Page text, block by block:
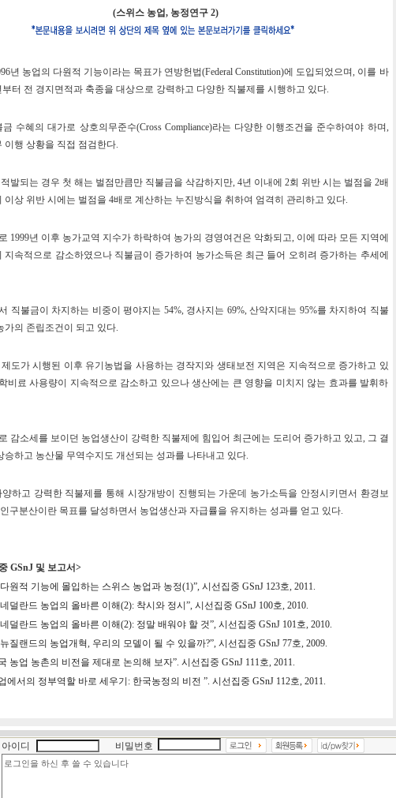
(스위스 농업, 농정연구 2)
년 농업의 다원적 기능이라는 목표가 연방헌법(Federal Constitution)에 도입되었으며, 이를 바
부터 전 경지면적과 축종을 대상으로 강력하고 다양한 직불제를 시행하고 있다.
수혜의 대가로 상호의무준수(Cross Compliance)라는 다양한 이행조건을 준수하여야 하며,
이행 상황을 직접 점검한다.
발되는 경우 첫 해는 벌점만큼만 직불금을 삭감하지만, 4년 이내에 2회 위반 시는 벌점을 2배
이상 위반 시에는 벌점을 4배로 계산하는 누진방식을 취하여 엄격히 관리하고 있다.
1999년 이후 농가교역 지수가 하락하여 농가의 경영여건은 악화되고, 이에 따라 모든 지역에
지속적으로 감소하였으나 직불금이 증가하여 농가소득은 최근 들어 오히려 증가하는 추세에
직불금이 차지하는 비중이 평야지는 54%, 경사지는 69%, 산악지대는 95%를 차지하여 직불
가의 존립조건이 되고 있다.
도가 시행된 이후 유기농법을 사용하는 경작지와 생태보전 지역은 지속적으로 증가하고 있
비료 사용량이 지속적으로 감소하고 있으나 생산에는 큰 영향을 미치지 않는 효과를 발휘하
감소세를 보이던 농업생산이 강력한 직불제에 힘입어 최근에는 도리어 증가하고 있고, 그 결
승하고 농산물 무역수지도 개선되는 성과를 나타내고 있다.
하고 강력한 직불제를 통해 시장개방이 진행되는 가운데 농가소득을 안정시키면서 환경보
구분산이란 목표를 달성하면서 농업생산과 자급률을 유지하는 성과를 얻고 있다.
GSnJ 및 보고서>
원적 기능에 몰입하는 스위스 농업과 농정(1)”, 시선집중 GSnJ 123호, 2011.
덜란드 농업의 올바른 이해(2): 착시와 정시”, 시선집중 GSnJ 100호, 2010.
덜란드 농업의 올바른 이해(2): 정말 배워야 할 것”, 시선집중 GSnJ 101호, 2010.
질랜드의 농업개혁, 우리의 모델이 될 수 있을까?”, 시선집중 GSnJ 77호, 2009.
농업 농촌의 비전을 제대로 논의해 보자”. 시선집중 GSnJ 111호, 2011.
에서의 정부역할 바로 세우기: 한국농정의 비전 ”. 시선집중 GSnJ 112호, 2011.
아이디 비밀번호